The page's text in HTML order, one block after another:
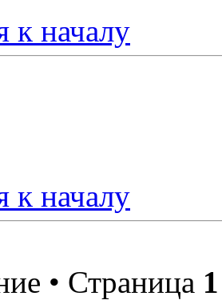
к началу
к началу
• Страница 1